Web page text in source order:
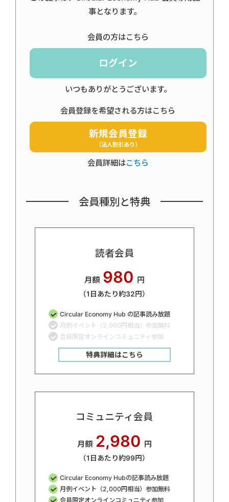
事となります。
会員の方はこちら
ログイン
いつもありがとうございます。
会員登録を希望される方はこちら
新規会員登録
（法人割引あり）
会員詳細はこちら
会員種別と特典
読者会員
月額 980 円
（1日あたり約32円）
Circular Economy Hub の記事読み放題
月例イベント（2,000円相当）参加無料
会員限定オンラインコミュニティ参加
特典詳細はこちら
コミュニティ会員
月額 2,980 円
（1日あたり約99円）
Circular Economy Hubの記事読み放題
月例イベント（2,000円相当）参加無料
会員限定オンラインコミュニティ参加